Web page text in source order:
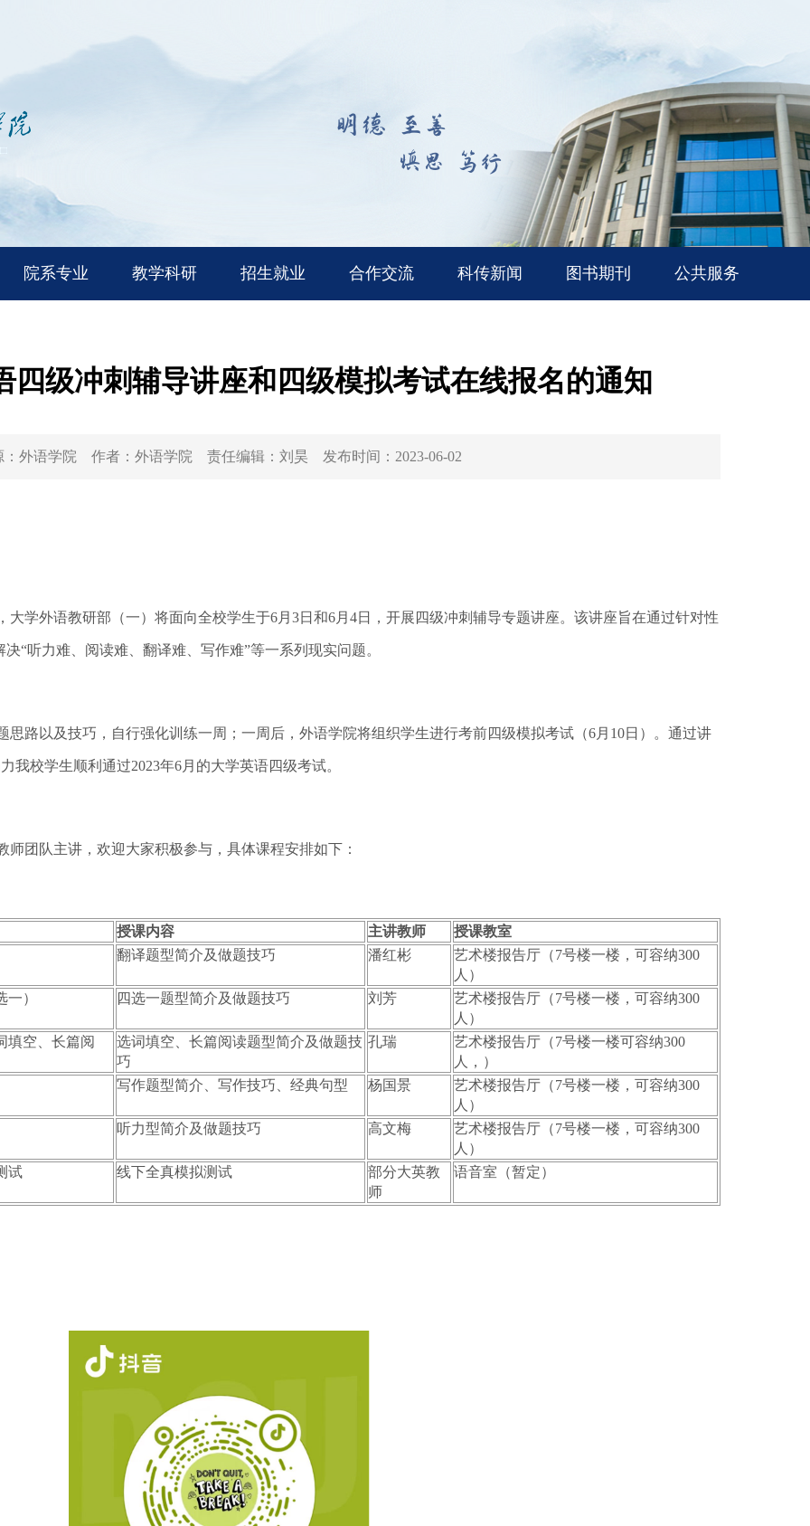
院系专业 教学科研 招生就业 合作交流 科传新闻 图书期刊 公共服务
四级冲刺辅导讲座和四级模拟考试在线报名的通知
外语学院 作者： 外语学院 责任编辑： 刘昊 发布时间： 2023-06-02
大学外语教研部（一）将面向全校学生于6月3日和6月4日，开展四级冲刺辅导专题讲座。该讲座旨在通过针对性
“听力难、阅读难、翻译难、写作难”等一系列现实问题。
思路以及技巧，自行强化训练一周；一周后，外语学院将组织学生进行考前四级模拟考试（6月10日）。通过讲
我校学生顺利通过2023年6月的大学英语四级考试。
团队主讲，欢迎大家积极参与，具体课程安排如下：
授课内容 主讲教师
授课教室
翻译题型简介及做题技巧 潘红彬
艺术楼报告厅（7号楼一楼，可容纳300
人）
） 四选一题型简介及做题技巧 刘芳
艺术楼报告厅（7号楼一楼，可容纳300
人）
填空、长篇阅
选词填空、长篇阅读题型简介及做题技
巧
孔瑞
艺术楼报告厅（7号楼一楼可容纳300
人，）
写作题型简介、写作技巧、经典句型 杨国景
艺术楼报告厅（7号楼一楼，可容纳300
人）
听力型简介及做题技巧 高文梅
艺术楼报告厅（7号楼一楼，可容纳300
人）
试 线下全真模拟测试
部分大英教
师
语音室（暂定）